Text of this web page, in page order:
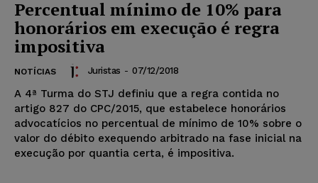
Percentual mínimo de 10% para
honorários em execução é regra
impositiva
NOTÍCIAS Juristas - 07/12/2018
A 4ª Turma do STJ definiu que a regra contida no
artigo 827 do CPC/2015, que estabelece honorários
advocatícios no percentual de mínimo de 10% sobre o
valor do débito exequendo arbitrado na fase inicial na
execução por quantia certa, é impositiva.